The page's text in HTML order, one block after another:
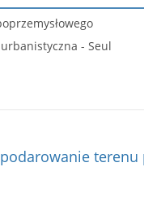
- Seul
terenu